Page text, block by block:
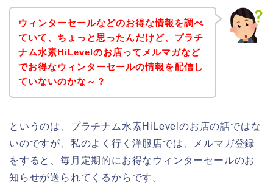
ウィンターセールなどのお得な情報を調べ
ていて、ちょっと思ったんだけど、プラチ
ナム水素HiLevelのお店ってメルマガなど
でお得なウィンターセールの情報を配信し
ていないのかな～？
というのは、プラチナム水素HiLevelのお店の話ではな
いのですが、私のよく行く洋服店では、メルマガ登録
をすると、毎月定期的にお得なウィンターセールのお
知らせが送られてくるからです。